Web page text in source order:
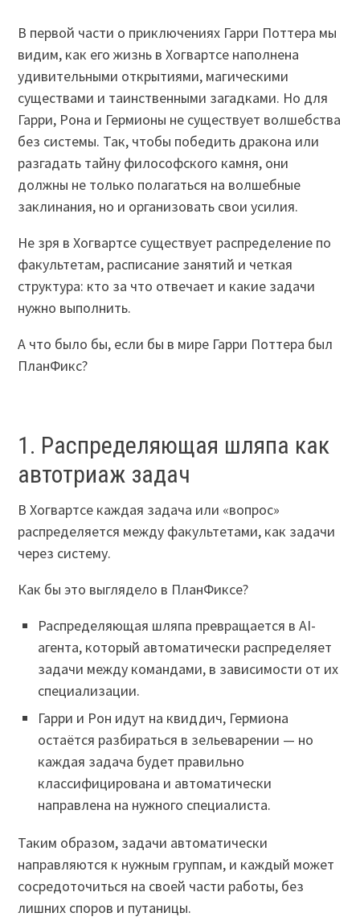
В первой части о приключениях Гарри Поттера мы
видим, как его жизнь в Хогвартсе наполнена
удивительными открытиями, магическими
существами и таинственными загадками. Но для
Гарри, Рона и Гермионы не существует волшебства
без системы. Так, чтобы победить дракона или
разгадать тайну философского камня, они
должны не только полагаться на волшебные
заклинания, но и организовать свои усилия.
Не зря в Хогвартсе существует распределение по
факультетам, расписание занятий и четкая
структура: кто за что отвечает и какие задачи
нужно выполнить.
А что было бы, если бы в мире Гарри Поттера был
ПланФикс?
1. Распределяющая шляпа как
автотриаж задач
В Хогвартсе каждая задача или «вопрос»
распределяется между факультетами, как задачи
через систему.
Как бы это выглядело в ПланФиксе?
Распределяющая шляпа превращается в AI-
агента, который автоматически распределяет
задачи между командами, в зависимости от их
специализации.
Гарри и Рон идут на квиддич, Гермиона
остаётся разбираться в зельеварении — но
каждая задача будет правильно
классифицирована и автоматически
направлена на нужного специалиста.
Таким образом, задачи автоматически
направляются к нужным группам, и каждый может
сосредоточиться на своей части работы, без
лишних споров и путаницы.